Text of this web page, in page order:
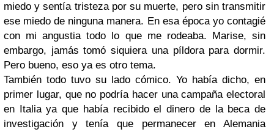
miedo y sentía tristeza por su muerte, pero sin transmitir
ese miedo de ninguna manera. En esa época yo contagié
con mi angustia todo lo que me rodeaba. Marise, sin
embargo, jamás tomó siquiera una píldora para dormir.
Pero bueno, eso ya es otro tema.
También todo tuvo su lado cómico. Yo había dicho, en
primer lugar, que no podría hacer una campaña electoral
en Italia ya que había recibido el dinero de la beca de
investigación y tenía que permanecer en Alemania